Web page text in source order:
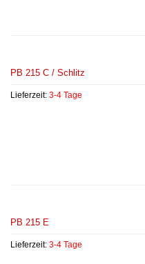
PB 215 C / Schlitz
Lieferzeit: 3-4 Tage
PB 215 E
Lieferzeit: 3-4 Tage